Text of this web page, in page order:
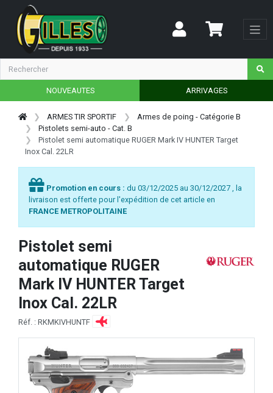
NOUVEAUTES ARRIVAGES
ARMES TIR SPORTIF
Armes de poing - Catégorie B
Pistolets semi-auto - Cat. B
Pistolet semi automatique RUGER Mark IV HUNTER Target
Inox Cal. 22LR
Promotion en cours : du 03/12/2025 au 30/12/2027 , la
livraison est offerte pour l'expédition de cet article en
FRANCE METROPOLITAINE
Pistolet semi
automatique RUGER
Mark IV HUNTER Target
Inox Cal. 22LR
Réf. : RKMKIVHUNTF